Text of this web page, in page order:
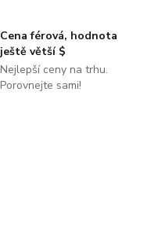
Cena férová, hodnota
ještě větší $
Nejlepší ceny na trhu.
Porovnejte sami!